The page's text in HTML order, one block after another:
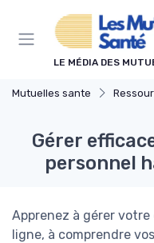
LE MÉDIA DES
Mutuelles sante
Gérer
personnel
Apprenez à gérer
ligne, à comprendre